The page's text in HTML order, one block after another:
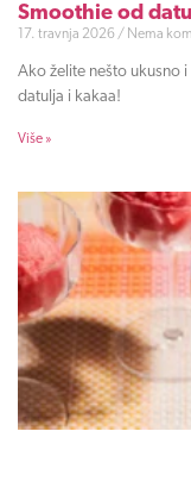
Smoothie od
17. travnja 2026 Nema
Ako želite nešto ukusno
datulja i kakaa!
Više »